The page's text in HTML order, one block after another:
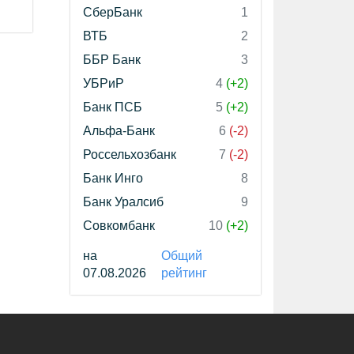
СберБанк
1
ВТБ
2
ББР Банк
3
УБРиР
4 (+2)
Банк ПСБ
5 (+2)
Альфа-Банк
6 (-2)
Россельхозбанк
7 (-2)
Банк Инго
8
Банк Уралсиб
9
Совкомбанк
10 (+2)
на
07.08.2026
Общий
рейтинг